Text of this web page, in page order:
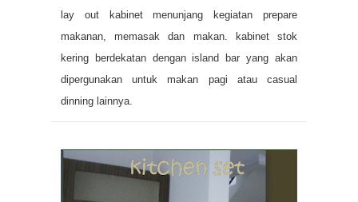
lay out kabinet menunjang kegiatan prepare
makanan, memasak dan makan. kabinet stok
kering berdekatan dengan island bar yang akan
dipergunakan untuk makan pagi atau casual
dinning lainnya.